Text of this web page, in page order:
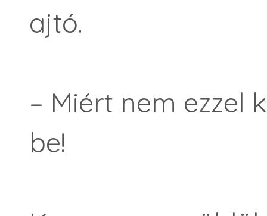
ajtó.
– Miért nem ezzel
be!